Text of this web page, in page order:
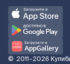
© 2011–2026